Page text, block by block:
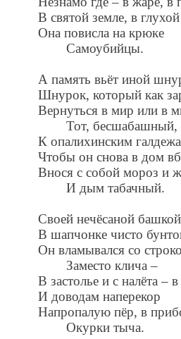
В святой земле, в глухой
Она повисла на крюке
Самоубийцы.
А память вьёт иной
Шнурок, который как
Вернуться в мир или в
Тот, бесшабашный,
К опалихинским
Чтобы он снова в дом
Внося с собой мороз и
И дым табачный.
Своей нечёсаной башкой
В шапчонке чисто
Он вламывался со
Заместо клича –
В застолье и с налёта –
И доводам наперекор
Напропалую пёр, в
Окурки тыча.